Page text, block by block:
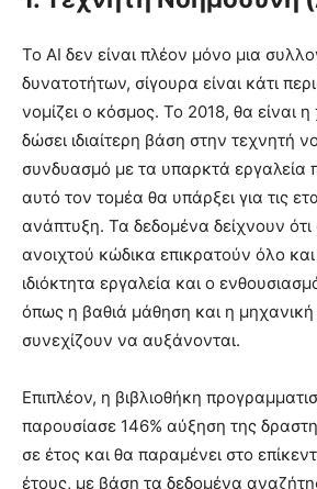
Το AI δεν είναι πλέον μόνο μια
δυνατοτήτων, σίγουρα είναι κάτι
νομίζει ο κόσμος. Το 2018, θα είναι
δώσει ιδιαίτερη βάση στην τεχνητή
συνδυασμό με τα υπαρκτά εργαλεία
αυτό τον τομέα θα υπάρξει για τις
ανάπτυξη. Τα δεδομένα δείχνουν ότι
ανοιχτού κώδικα επικρατούν όλο
ιδιόκτητα εργαλεία και ο
όπως η βαθιά μάθηση και η
συνεχίζουν να αυξάνονται.
Επιπλέον, η βιβλιοθήκη
παρουσίασε 146% αύξηση της
σε έτος και θα παραμένει στο
έτους, με βάση τα δεδομένα